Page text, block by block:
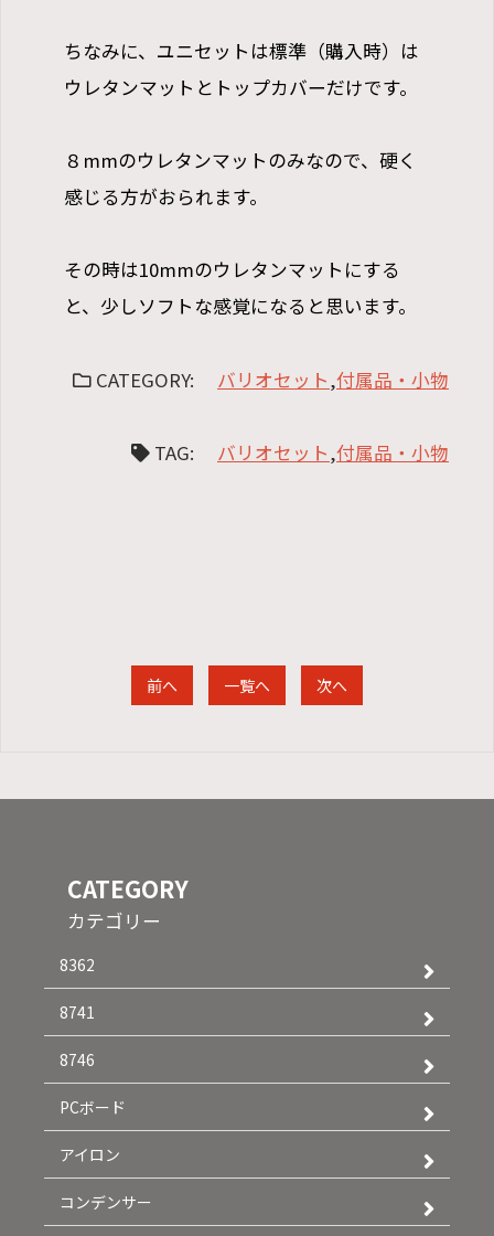
ちなみに、ユニセットは標準（購入時）は
ウレタンマットとトップカバーだけです。
８mmのウレタンマットのみなので、硬く
感じる方がおられます。
その時は10mmのウレタンマットにする
と、少しソフトな感覚になると思います。
CATEGORY: バリオセット,付属品・小物
TAG: バリオセット,付属品・小物
前へ 一覧へ 次へ
CATEGORY
カテゴリー
8362
8741
8746
PCボード
アイロン
コンデンサー